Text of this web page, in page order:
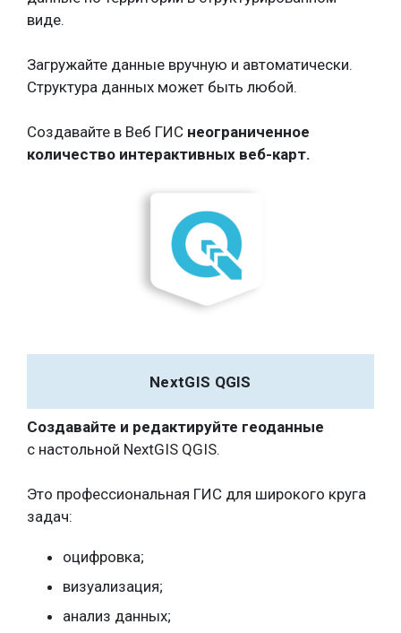
виде.
Загружайте данные вручную и автоматически.
Структура данных может быть любой.
Создавайте в Веб ГИС неограниченное
количество интерактивных веб-карт.
NextGIS QGIS
Создавайте и редактируйте геоданные
с настольной NextGIS QGIS.
Это профессиональная ГИС для широкого круга
задач:
оцифровка;
визуализация;
анализ данных;